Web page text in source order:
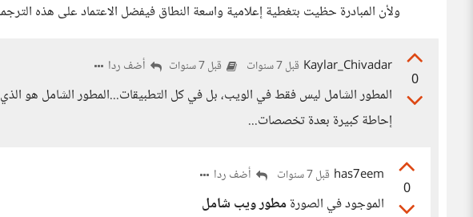
ولأن المبادرة حظيت بتغطية إعلامية واسعة النطاق فيفضل الاعتماد على هذه
0
Kaylar_Chivadar قبل 7 سنوات قبل 7 سنوات أضف ردا
المطور الشامل ليس فقط في الويب، بل في كل التطبيقات...المطور الشامل هو
إحاطة كبيرة بعدة تخصصات...
0
has7eem قبل 7 سنوات أضف ردا
الموجود في الصورةمطور ويب شامل